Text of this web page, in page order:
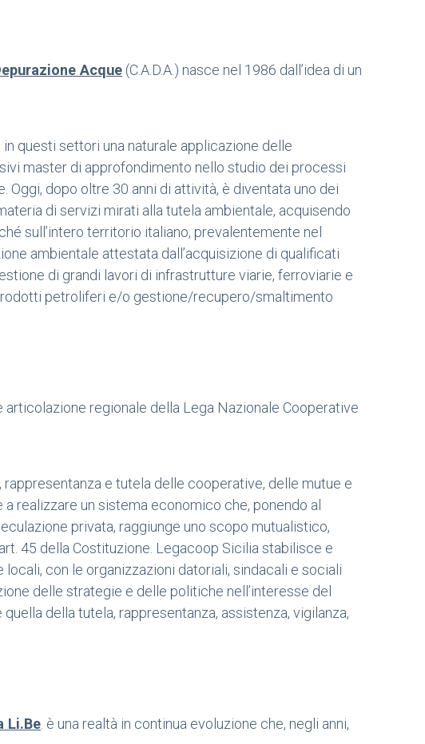
Acque (C.A.D.A.) nasce nel 1986 dall’idea di un
questi settori una naturale applicazione delle
master di approfondimento nello studio dei processi
dopo oltre 30 anni di attività, è diventata uno dei
di servizi mirati alla tutela ambientale, acquisendo
sull’intero territorio italiano, prevalentemente nel
ambientale attestata dall’acquisizione di qualificati
di grandi lavori di infrastrutture viarie, ferroviarie e
petroliferi e/o gestione/recupero/smaltimento
articolazione regionale della Lega Nazionale Cooperative
e tutela delle cooperative, delle mutue e
realizzare un sistema economico che, ponendo al
privata, raggiunge uno scopo mutualistico,
45 della Costituzione. Legacoop Sicilia stabilisce e
con le organizzazioni datoriali, sindacali e sociali
delle strategie e delle politiche nell’interesse del
della tutela, rappresentanza, assistenza, vigilanza,
Li.Be . è una realtà in continua evoluzione che, negli anni,